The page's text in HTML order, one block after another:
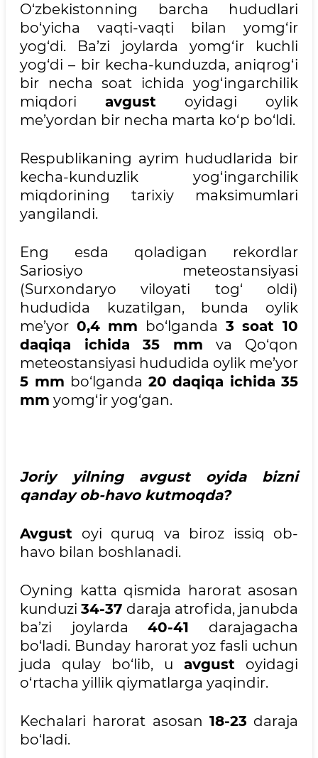
O‘zbekistonning barcha hududlari
bo‘yicha vaqti-vaqti bilan yomg‘ir
yog‘di. Ba’zi joylarda yomg‘ir kuchli
yog‘di – bir kecha-kunduzda, aniqrog‘i
bir necha soat ichida yog‘ingarchilik
miqdori avgust oyidagi oylik
me’yordan bir necha marta ko‘p bo‘ldi.
Respublikaning ayrim hududlarida bir
kecha-kunduzlik yog‘ingarchilik
miqdorining tarixiy maksimumlari
yangilandi.
Eng esda qoladigan rekordlar
Sariosiyo meteostansiyasi
(Surxondaryo viloyati tog‘ oldi)
hududida kuzatilgan, bunda oylik
me’yor 0,4 mm bo‘lganda 3 soat 10
daqiqa ichida
35 mm va Qo‘qon
meteostansiyasi hududida oylik me’yor
5 mm bo‘lganda 20 daqiqa ichida 35
mm yomg‘ir yog‘gan.
Joriy yilning avgust
oyida bizni
qanday ob-havo kutmoqda?
Avgust oyi quruq va biroz issiq ob-
havo bilan boshlanadi.
Oyning katta qismida harorat asosan
kunduzi34-37 daraja atrofida, janubda
ba’zi joylarda40-41 darajagacha
bo‘ladi. Bunday harorat yoz fasli uchun
juda qulay bo‘lib, u avgust oyidagi
o‘rtacha yillik qiymatlarga yaqindir.
Kechalari harorat asosan 18-23 daraja
bo‘ladi.